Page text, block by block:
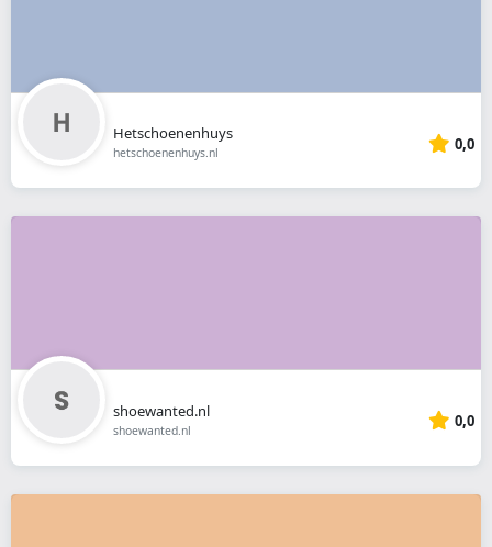
Hetschoenenhuys
hetschoenenhuys.nl 0,0
shoewanted.nl
shoewanted.nl 0,0